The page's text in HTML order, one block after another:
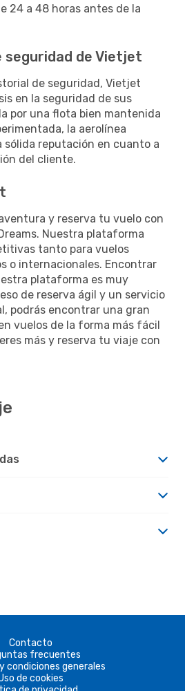
24 a 48 horas antes de la
seguridad de Vietjet
de seguridad, Vietjet
en la seguridad de sus
por una flota bien mantenida
la aerolínea
sólida reputación en cuanto a
del cliente.
y reserva tu vuelo con
Nuestra plataforma
tanto para vuelos
o internacionales. Encontrar
plataforma es muy
de reserva ágil y un servicio
podrás encontrar una gran
vuelos de la forma más fácil
más y reserva tu viaje con
Contacto
frecuentes
condiciones generales
de cookies